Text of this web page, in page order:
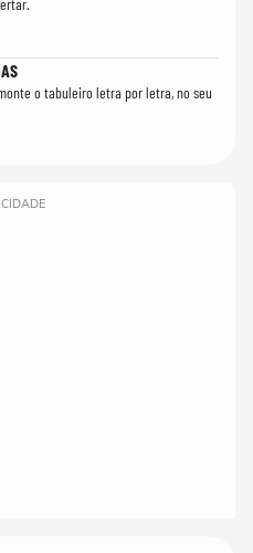
o tabuleiro letra por letra, no seu